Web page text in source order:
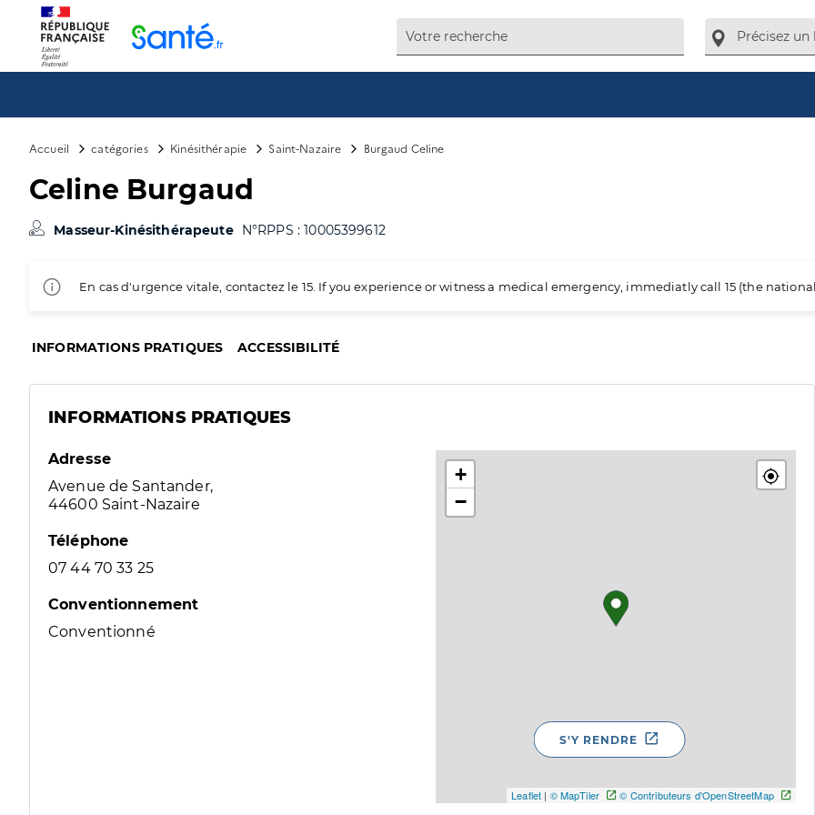
Accueil catégories Kinésithérapie Saint-Nazaire Burgaud Celine
Celine Burgaud
Masseur-Kinésithérapeute N°RPPS : 10005399612
En cas d'urgence vitale, contactez le 15. If you experience or witness a medical emergency, immediatly call 15 (the
INFORMATIONS PRATIQUES ACCESSIBILITÉ
INFORMATIONS PRATIQUES
Adresse
Avenue de Santander,
44600 Saint-Nazaire
Téléphone
07 44 70 33 25
Conventionnement
Conventionné
+
−
Leaflet | © MapTiler © Contributeurs d'OpenStreetMap
S'Y RENDRE
Panneau de gestion des cookies